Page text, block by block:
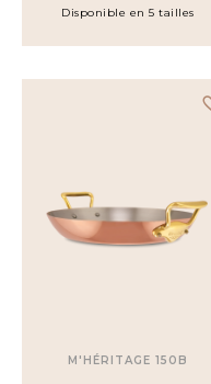
Disponible en 5 tailles
M'HÉRITAGE 150B